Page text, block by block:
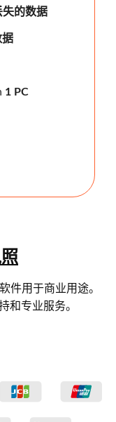
失的数据
据
1 PC
件用于商业用途。
和专业服务。